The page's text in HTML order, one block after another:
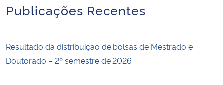
Publicações Recentes
Resultado da distribuição de bolsas de Mestrado e
Doutorado – 2º semestre de 2026